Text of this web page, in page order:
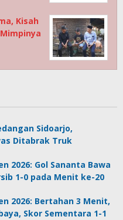
Kisah
Sidoarjo,
Ditabrak Truk
2026: Gol Sananta Bawa
1-0 pada Menit ke-20
2026: Bertahan 3 Menit,
Skor Sementara 1-1